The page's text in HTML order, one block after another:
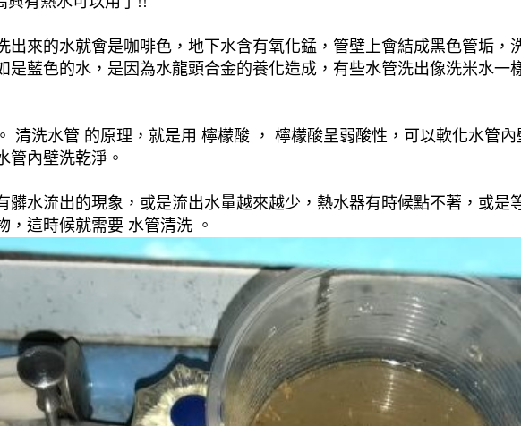
來的水就會是咖啡色，地下水含有氧化錳，管壁上會結成黑色管垢，
藍色的水，是因為水龍頭合金的養化造成，有些水管洗出像洗米水一
清洗水管 的原理，就是用 檸檬酸 ， 檸檬酸呈弱酸性，可以軟化水管
管內壁洗乾淨。
水流出的現象，或是流出水量越來越少，熱水器有時候點不著，或是
這時候就需要 水管清洗 。